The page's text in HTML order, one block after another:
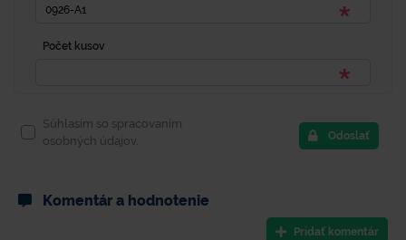
Počet kusov
Súhlasím so spracovaním
osobných údajov.
Odoslať
Komentár a hodnotenie
Pridať komentár